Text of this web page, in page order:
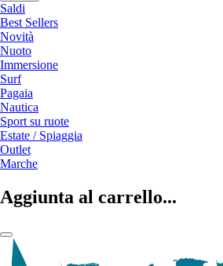
Saldi
Best Sellers
Novità
Nuoto
Immersione
Surf
Pagaia
Nautica
Sport su ruote
Estate / Spiaggia
Outlet
Marche
Aggiunta al carrello...